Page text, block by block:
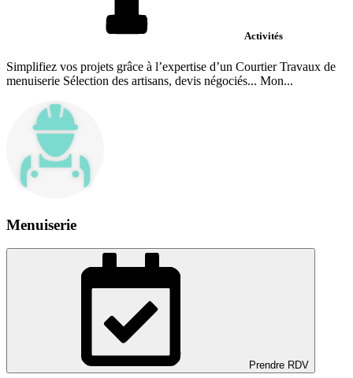
Activités
Simplifiez vos projets grâce à l’expertise d’un Courtier Travaux de
menuiserie Sélection des artisans, devis négociés... Mon...
Menuiserie
Prendre RDV